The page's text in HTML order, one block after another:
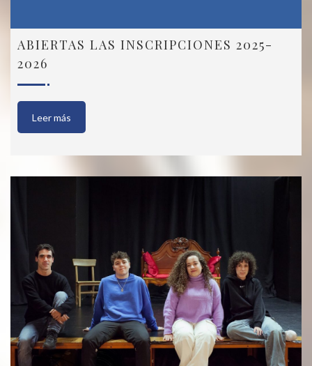
ABIERTAS LAS INSCRIPCIONES 2025-
2026
Leer más